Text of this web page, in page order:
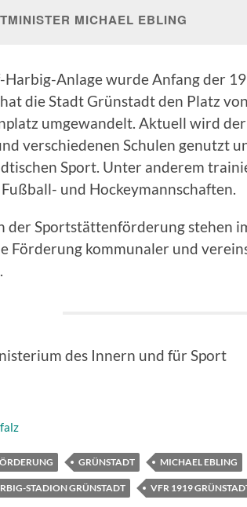
MICHAEL EBLING
Harbig-Anlage wurde Anfang der
die Stadt Grünstadt den Platz
umgewandelt. Aktuell wird
verschiedenen Schulen genutzt
Sport. Unter anderem
und Hockeymannschaften.
der Sportstättenförderung stehen
Förderung kommunaler und
des Innern und für Sport
GRÜNSTADT MICHAEL EBLING
STADION GRÜNSTADT VFR 1919